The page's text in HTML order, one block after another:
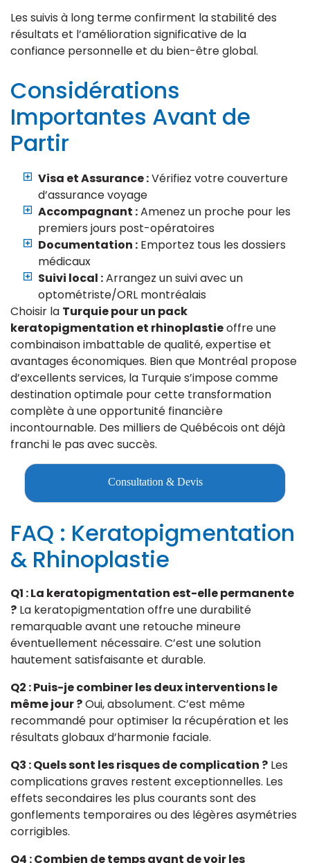
Les suivis à long terme confirment la stabilité des
résultats et l’amélioration significative de la
confiance personnelle et du bien-être global.
Considérations
Importantes Avant de
Partir
Visa et Assurance :Vérifiez votre couverture
d’assurance voyage
Accompagnant :Amenez un proche pour les
premiers jours post-opératoires
Documentation : Emportez tous les dossiers
médicaux
Suivi local :Arrangez un suivi avec un
optométriste/ORL montréalais
Choisir la Turquie pour un pack
keratopigmentation et rhinoplastieoffre une
combinaison imbattable de qualité, expertise et
avantages économiques. Bien que Montréal propose
d’excellents services, la Turquie s’impose comme
destination optimale pour cette transformation
complète à une opportunité financière
incontournable. Des milliers de Québécois ont déjà
franchi le pas avec succès.
Consultation & Devis
FAQ : Keratopigmentation
& Rhinoplastie
Q1 : La keratopigmentation est-elle permanente
? La keratopigmentation offre une durabilité
remarquable avant une retouche mineure
éventuellement nécessaire. C’est une solution
hautement satisfaisante et durable.
Q2 : Puis-je combiner les deux interventions le
même jour ?Oui, absolument. C’est même
recommandé pour optimiser la récupération et les
résultats globaux d’harmonie faciale.
Q3 : Quels sont les risques de complication ? Les
complications graves restent exceptionnelles. Les
effets secondaires les plus courants sont des
gonflements temporaires ou des légères asymétries
corrigibles.
Q4 : Combien de temps avant de voir les